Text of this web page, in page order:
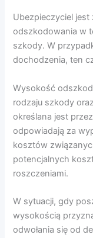
Ubezpieczyciel
odszkodowania w
szkody. W
dochodzenia, ten
Wysokość
rodzaju szkody
określana jest
odpowiadają za
kosztów
potencjalnych
roszczeniami.
W sytuacji, gdy
wysokością
odwołania się od